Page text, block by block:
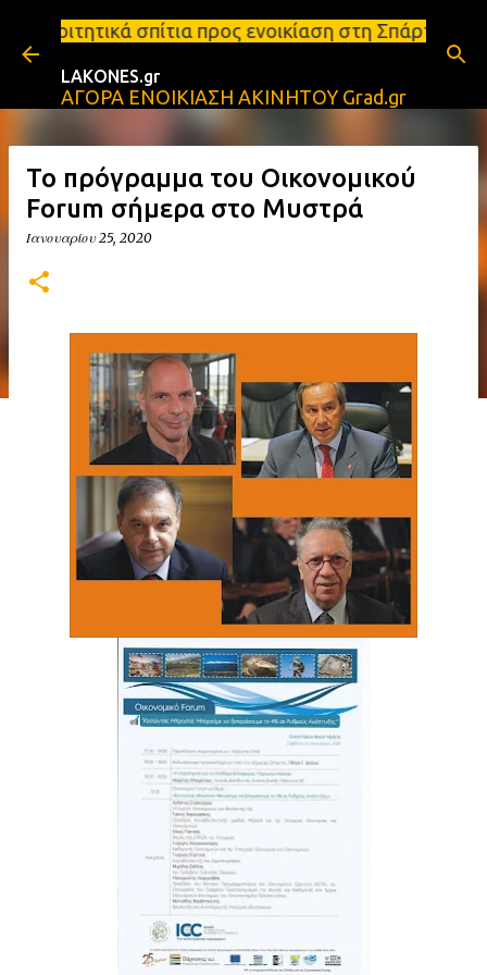
Μετάβαση στο κύριο περιεχόμενο
προς ενοικίαση στη Σπάρτη Ενοικιάσεις
LAKONES.gr
ΑΓΟΡΑ ΕΝΟΙΚΙΑΣΗ ΑΚΙΝΗΤΟΥ Grad.gr
Το πρόγραμμα του Οικονομικού
Forum σήμερα στο Μυστρά
Ιανουαρίου 25, 2020